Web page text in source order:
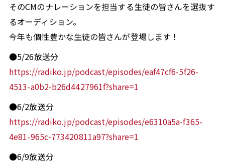
そのCMのナレーションを担当する生徒の皆さんを選抜す
るオーディション。
今年も個性豊かな生徒の皆さんが登場します！
●5/26放送分
https://radiko.jp/podcast/episodes/eaf47cf6-5f26-
4513-a0b2-b26d4427961f?share=1
●6/2放送分
https://radiko.jp/podcast/episodes/e6310a5a-f365-
4e81-965c-773420811a97?share=1
●6/9放送分